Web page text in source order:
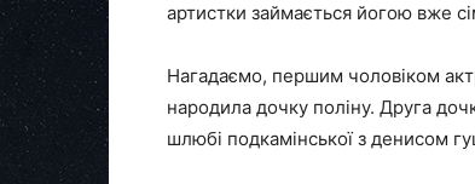
артистки займається йогою вже
Нагадаємо, першим чоловіком
народила дочку поліну. Друга
шлюбі подкамінської з денисом